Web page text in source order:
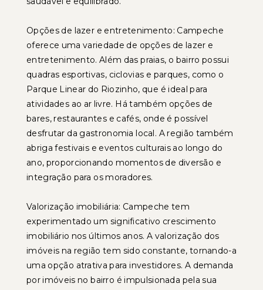
Opções de lazer e entretenimento: Campeche
oferece uma variedade de opções de lazer e
entretenimento. Além das praias, o bairro possui
quadras esportivas, ciclovias e parques, como o
Parque Linear do Riozinho, que é ideal para
atividades ao ar livre. Há também opções de
bares, restaurantes e cafés, onde é possível
desfrutar da gastronomia local. A região também
abriga festivais e eventos culturais ao longo do
ano, proporcionando momentos de diversão e
integração para os moradores.
Valorização imobiliária: Campeche tem
experimentado um significativo crescimento
imobiliário nos últimos anos. A valorização dos
imóveis na região tem sido constante, tornando-a
uma opção atrativa para investidores. A demanda
por imóveis no bairro é impulsionada pela sua